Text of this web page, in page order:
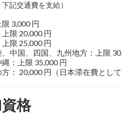
記交通費を支給）
3,000 円
限 20,000 円
限 25,000 円
中国、四国、九州地方：上限
：上限 35,000 円
： 20,000 円（日本滞在費として
格